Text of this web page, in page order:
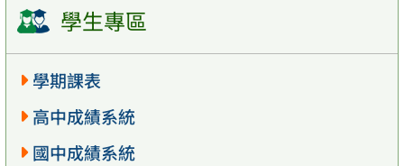
學生專區
學期課表
高中成績系統
國中成績系統